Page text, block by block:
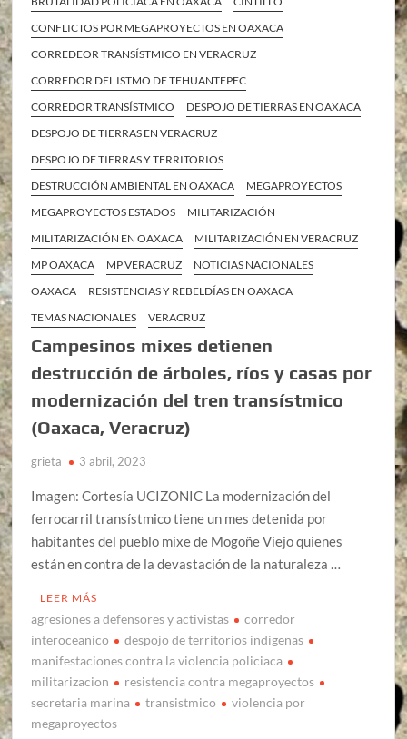
CONFLICTOS POR MEGAPROYECTOS EN OAXACA
CORREDEOR TRANSÍSTMICO EN VERACRUZ
CORREDOR DEL ISTMO DE TEHUANTEPEC
CORREDOR TRANSÍSTMICO
DESPOJO DE TIERRAS EN OAXACA
DESPOJO DE TIERRAS EN VERACRUZ
DESPOJO DE TIERRAS Y TERRITORIOS
DESTRUCCIÓN AMBIENTAL EN OAXACA
MEGAPROYECTOS
MEGAPROYECTOS ESTADOS
MILITARIZACIÓN
MILITARIZACIÓN EN OAXACA
MILITARIZACIÓN EN VERACRUZ
MP OAXACA
MP VERACRUZ
NOTICIAS NACIONALES
OAXACA
RESISTENCIAS Y REBELDÍAS EN OAXACA
TEMAS NACIONALES
VERACRUZ
Campesinos mixes detienen
destrucción de árboles, ríos y casas por
modernización del tren transístmico
(Oaxaca, Veracruz)
grieta 3 abril, 2023
Imagen: Cortesía UCIZONIC La modernización del
ferrocarril transístmico tiene un mes detenida por
habitantes del pueblo mixe de Mogoñe Viejo quienes
están en contra de la devastación de la naturaleza …
LEER MÁS
agresiones a defensores y activistas
corredor
interoceanico
despojo de territorios indigenas
manifestaciones contra la violencia policiaca
militarizacion
resistencia contra megaproyectos
secretaria marina
transistmico
violencia por
megaproyectos